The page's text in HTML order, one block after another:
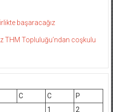
başaracağız
THM Topluluğu’ndan coşkulu
C C
P
1
2